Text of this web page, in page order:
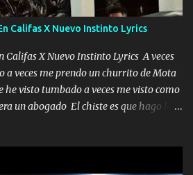
Califas X Nuevo Instinto Lyrics
Califas X Nuevo Instinto Lyrics A veces
a veces me prendo un churrito de Mota
he visto tumbado a veces me visto como
un abogado El chiste es que hago lo